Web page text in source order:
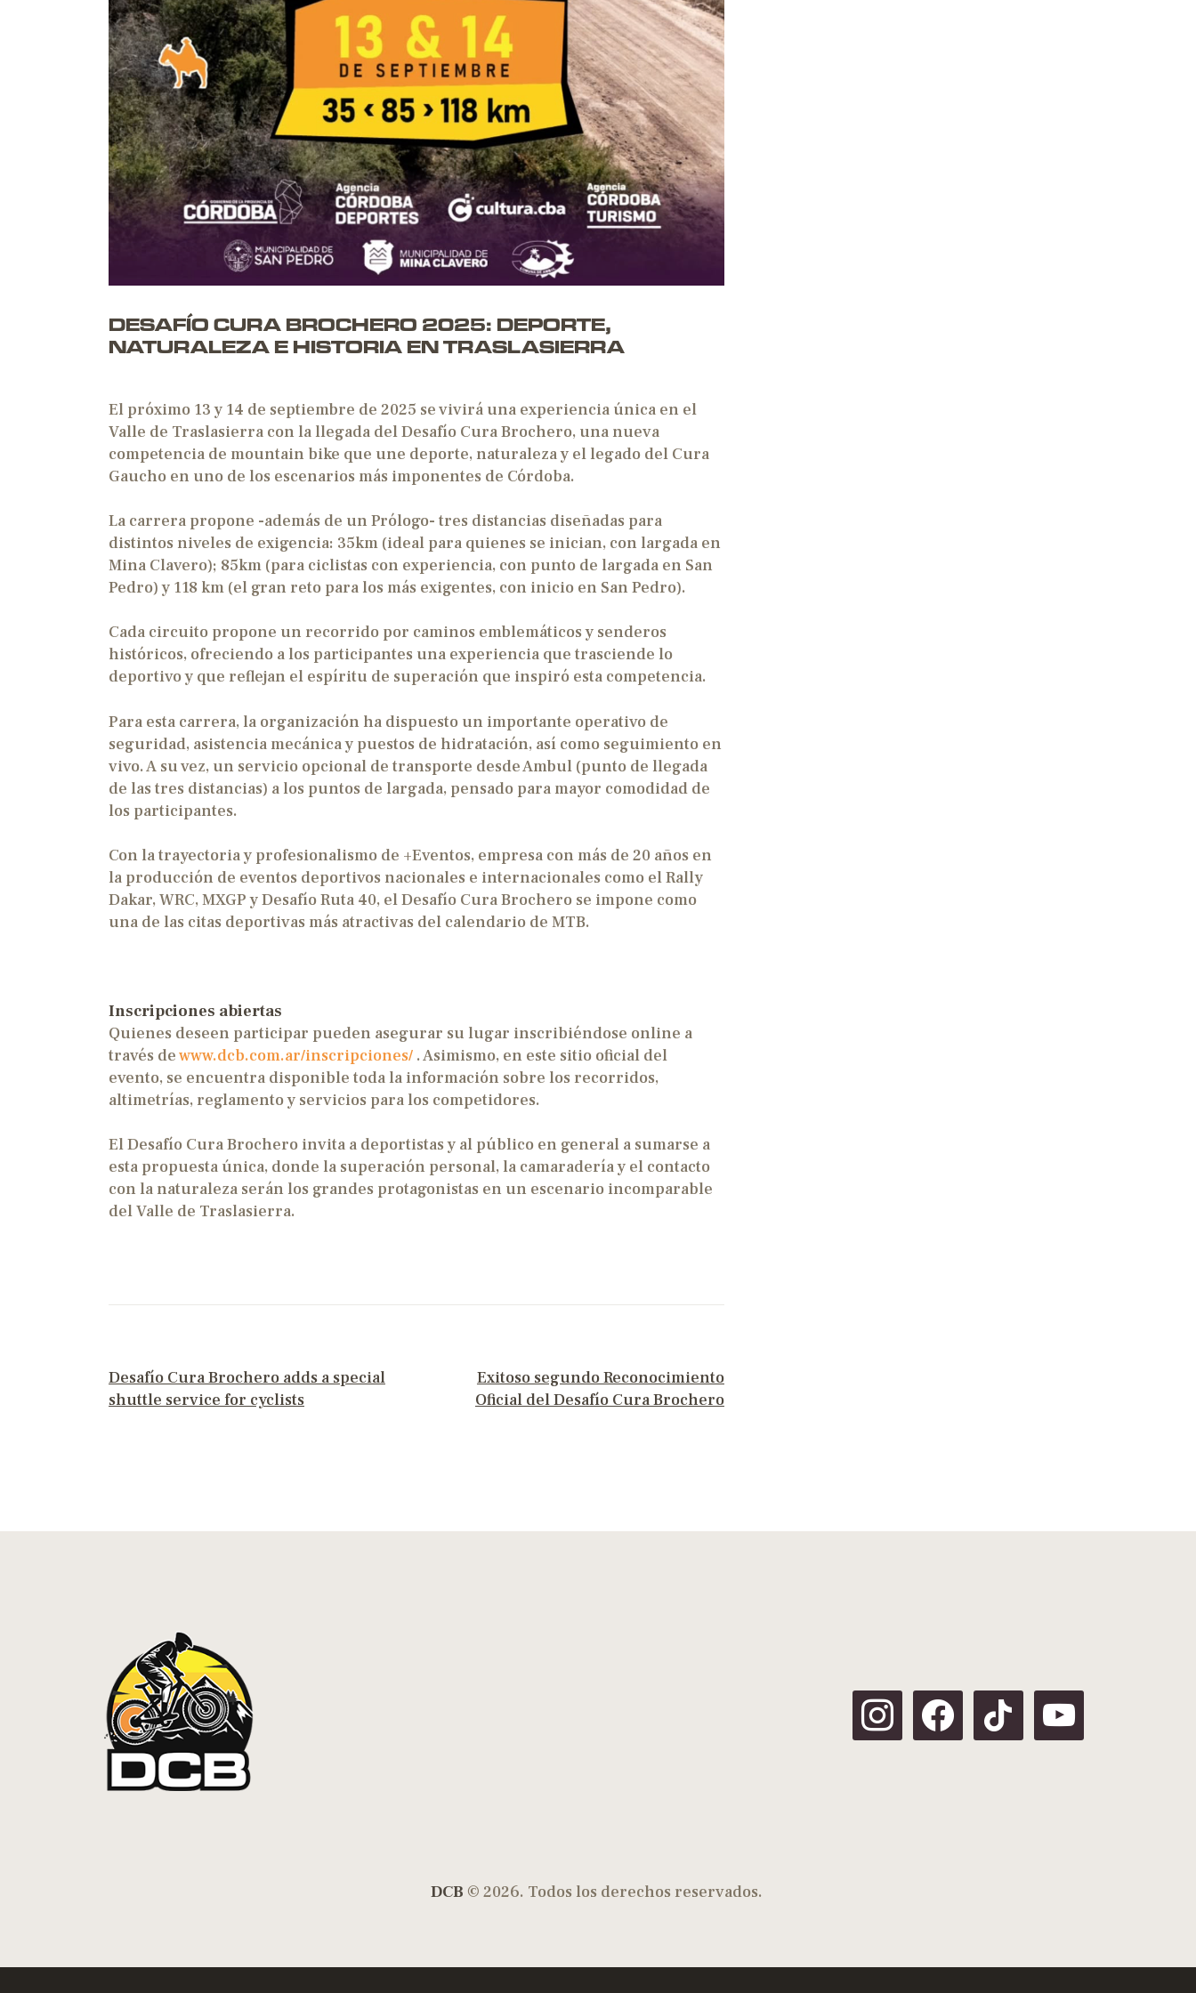
DESAFÍO CURA BROCHERO 2025: DEPORTE,
NATURALEZA E HISTORIA EN TRASLASIERRA
El próximo 13 y 14 de septiembre de 2025 se vivirá una experiencia única en el
Valle de Traslasierra con la llegada del Desafío Cura Brochero, una nueva
competencia de mountain bike que une deporte, naturaleza y el legado del Cura
Gaucho en uno de los escenarios más imponentes de Córdoba.
La carrera propone -además de un Prólogo- tres distancias diseñadas para
distintos niveles de exigencia: 35km (ideal para quienes se inician, con largada en
Mina Clavero); 85km (para ciclistas con experiencia, con punto de largada en San
Pedro) y 118 km (el gran reto para los más exigentes, con inicio en San Pedro).
Cada circuito propone un recorrido por caminos emblemáticos y senderos
históricos, ofreciendo a los participantes una experiencia que trasciende lo
deportivo y que reflejan el espíritu de superación que inspiró esta competencia.
Para esta carrera, la organización ha dispuesto un importante operativo de
seguridad, asistencia mecánica y puestos de hidratación, así como seguimiento en
vivo. A su vez, un servicio opcional de transporte desde Ambul (punto de llegada
de las tres distancias) a los puntos de largada, pensado para mayor comodidad de
los participantes.
Con la trayectoria y profesionalismo de +Eventos, empresa con más de 20 años en
la producción de eventos deportivos nacionales e internacionales como el Rally
Dakar, WRC, MXGP y Desafío Ruta 40, el Desafío Cura Brochero se impone como
una de las citas deportivas más atractivas del calendario de MTB.
Inscripciones abiertas
Quienes deseen participar pueden asegurar su lugar inscribiéndose online a
través dewww.dcb.com.ar/inscripciones/ . Asimismo, en este sitio oficial del
evento, se encuentra disponible toda la información sobre los recorridos,
altimetrías, reglamento y servicios para los competidores.
El Desafío Cura Brochero invita a deportistas y al público en general a sumarse a
esta propuesta única, donde la superación personal, la camaradería y el contacto
con la naturaleza serán los grandes protagonistas en un escenario incomparable
del Valle de Traslasierra.
Desafío Cura Brochero adds a special
shuttle service for cyclists
Exitoso segundo Reconocimiento
Oficial del Desafío Cura Brochero
DCB © 2026. Todos los derechos reservados.